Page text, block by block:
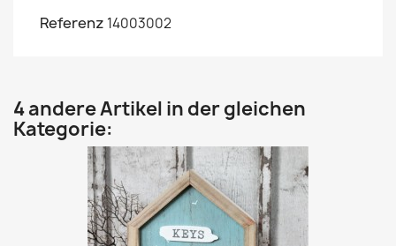
Referenz 14003002
4 andere Artikel in der gleichen
Kategorie: